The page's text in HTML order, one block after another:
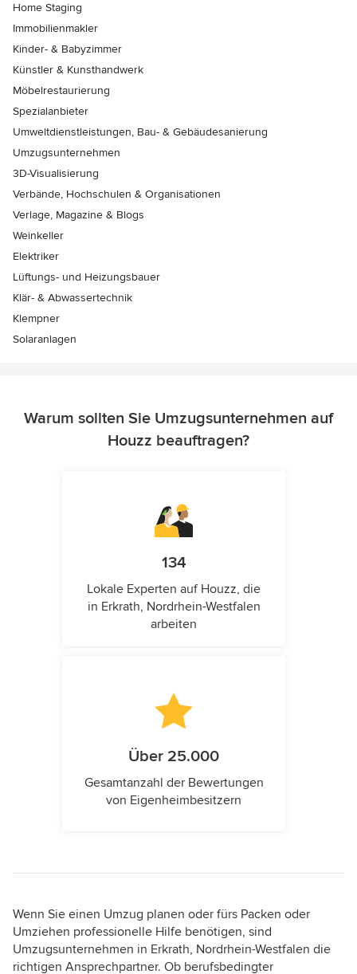
Home Staging
Immobilienmakler
Kinder- & Babyzimmer
Künstler & Kunsthandwerk
Möbelrestaurierung
Spezialanbieter
Umweltdienstleistungen, Bau- & Gebäudesanierung
Umzugsunternehmen
3D-Visualisierung
Verbände, Hochschulen & Organisationen
Verlage, Magazine & Blogs
Weinkeller
Elektriker
Lüftungs- und Heizungsbauer
Klär- & Abwassertechnik
Klempner
Solaranlagen
Warum sollten Sie Umzugsunternehmen auf
Houzz beauftragen?
134
Lokale Experten auf Houzz, die
in Erkrath, Nordrhein-Westfalen
arbeiten
Über 25.000
Gesamtanzahl der Bewertungen
von Eigenheimbesitzern
Wenn Sie einen Umzug planen oder fürs Packen oder
Umziehen professionelle Hilfe benötigen, sind
Umzugsunternehmen in Erkrath, Nordrhein-Westfalen die
richtigen Ansprechpartner. Ob berufsbedingter